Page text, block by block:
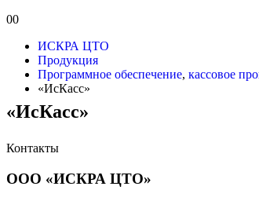
00
ИСКРА ЦТО
Продукция
Программное обеспечение, кассовое
«ИсКасс»
«ИсКасс»
Контакты
ООО «ИСКРА ЦТО»